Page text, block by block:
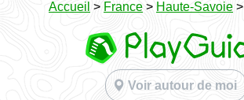
Accueil > France > Haute-Savoie >
Voir autour de moi